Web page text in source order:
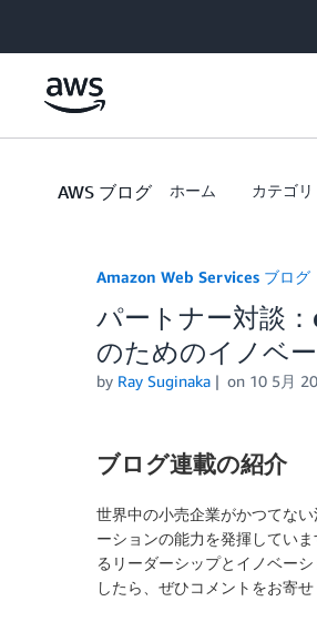
AWS ブログ ホーム カテゴリ
Amazon Web Services ブログ
パートナー対談
のためのイノベ
by Ray Suginaka on 10 5月
ブログ連載の紹介
世界中の小売企業がかつてな
ーションの能力を発揮してい
るリーダーシップとイノベー
したら、ぜひコメントをお寄せ